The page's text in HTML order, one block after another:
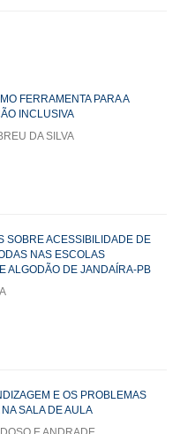
FERRAMENTA PARA A
INCLUSIVA
DA SILVA
SOBRE ACESSIBILIDADE DE
NAS ESCOLAS
ALGODÃO DE JANDAÍRA-PB
E OS PROBLEMAS
SALA DE AULA